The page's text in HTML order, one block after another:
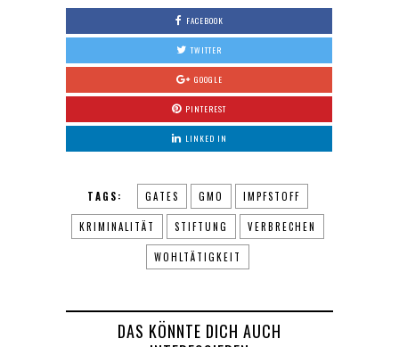
FACEBOOK
TWITTER
GOOGLE
PINTEREST
LINKED IN
TAGS: GATES GMO IMPFSTOFF
KRIMINALITÄT STIFTUNG VERBRECHEN
WOHLTÄTIGKEIT
DAS KÖNNTE DICH AUCH